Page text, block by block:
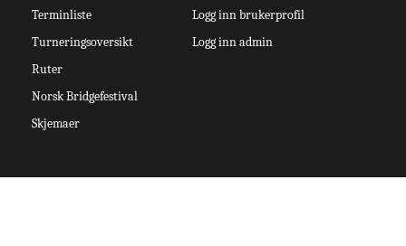
Terminliste
Turneringsoversikt
Ruter
Norsk Bridgefestival
Skjemaer
Logg inn brukerprofil
Logg inn admin